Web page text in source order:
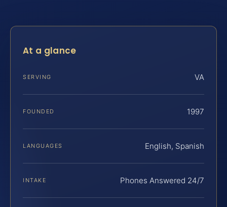
At a glance
SERVING VA
FOUNDED 1997
LANGUAGES English, Spanish
INTAKE Phones Answered 24/7